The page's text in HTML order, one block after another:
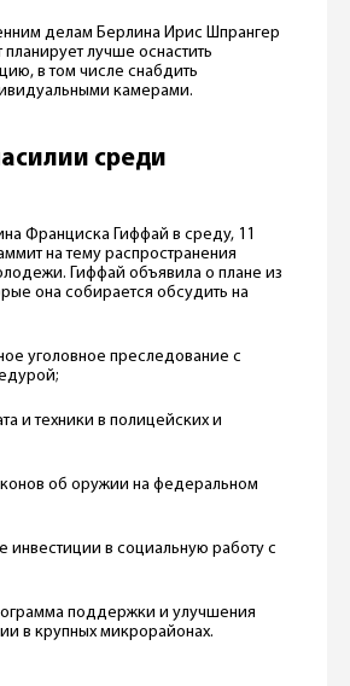
делам Берлина Ирис Шпрангер
планирует лучше оснастить
в том числе снабдить
камерами.
среди
Франциска Гиффай в среду, 11
на тему распространения
Гиффай объявила о плане из
она собирается обсудить на
уголовное преследование с
и техники в полицейских и
об оружии на федеральном
инвестиции в социальную работу с
поддержки и улучшения
в крупных микрорайонах.